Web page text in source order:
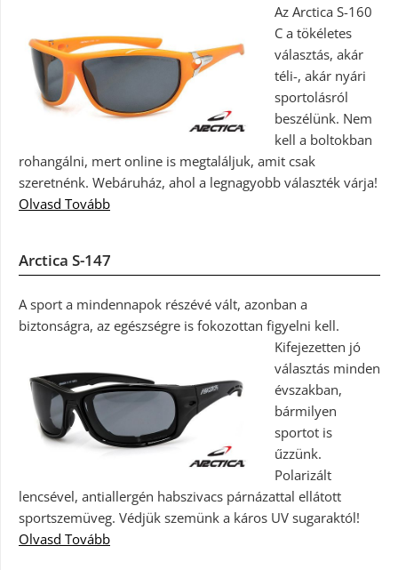
Az Arctica S-160
C a tökéletes
választás, akár
téli-, akár nyári
sportolásról
beszélünk. Nem
kell a boltokban
rohangálni, mert online is megtaláljuk, amit csak
szeretnénk. Webáruház, ahol a legnagyobb választék várja!
Olvasd Tovább
Arctica S-147
A sport a mindennapok részévé vált, azonban a
biztonságra, az egészségre is fokozottan figyelni kell.
Kifejezetten jó
választás minden
évszakban,
bármilyen
sportot is
űzzünk.
Polarizált
lencsével, antiallergén habszivacs párnázattal ellátott
sportszemüveg. Védjük szemünk a káros UV sugaraktól!
Olvasd Tovább